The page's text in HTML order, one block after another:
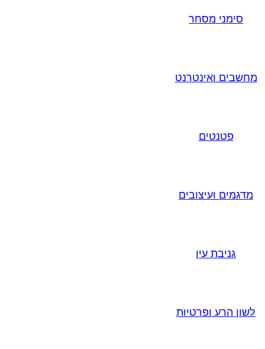
סימני מסחר
מחשבים ואינטרנט
פטנטים
מדגמים ועיצובים
גניבת עין
לשון הרע ופרטיות